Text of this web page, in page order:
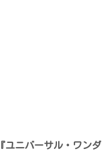
『ユニバーサル・ワンダ